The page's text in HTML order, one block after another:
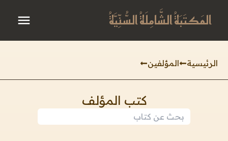
المَكتَبَةُ الشَّامِلَةُ السُّنِّيَّةُ
الرئيسية المؤلفين
كتب المؤلف